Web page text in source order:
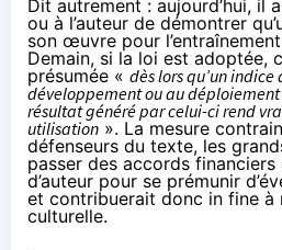
Dit autrement : aujourd’hui, il
ou à l’auteur de démontrer
son œuvre pour
Demain, si la loi est adoptée,
présumée « dès lors qu’un
développement ou au déploiement
résultat généré par celui-ci rend
utilisation ». La mesure
défenseurs du texte, les
passer des accords
d’auteur pour se prémunir
et contribuerait donc in fine à
culturelle.